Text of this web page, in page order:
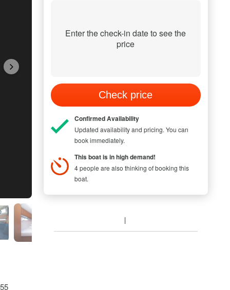
Enter the check-in date to see the
price
Check price
Confirmed Availability
Updated availability and pricing. You can
book immediately.
This boat is in high demand!
4 people are also thinking of booking this
boat.